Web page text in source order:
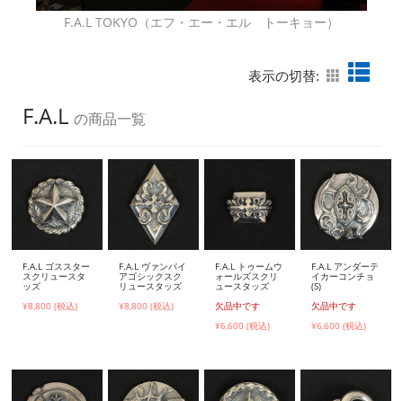
F.A.L TOKYO（エフ・エー・エル トーキョー）
表示の切替:
F.A.L の商品一覧
F.A.L ゴススター
スクリュースタ
ッズ
¥8,800 (税込)
F.A.L ヴァンパイ
アゴシックスク
リュースタッズ
¥8,800 (税込)
F.A.L トゥームウ
ォールズスクリ
ュースタッズ
欠品中です
¥6,600 (税込)
F.A.L アンダーテ
イカーコンチョ
(S)
欠品中です
¥6,600 (税込)